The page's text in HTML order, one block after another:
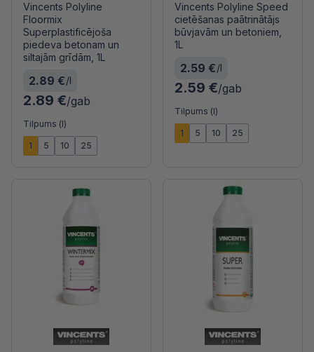
Vincents Polyline
Floormix
Superplastificējoša
piedeva betonam un
siltajām grīdām, 1L
2.89 €/l
2.89 €/gab
Tilpums (l)
1 5 10 25
Vincents Polyline Speed
cietēšanas paātrinātājs
būvjavām un betoniem,
1L
2.59 €/l
2.59 €/gab
Tilpums (l)
1 5 10 25